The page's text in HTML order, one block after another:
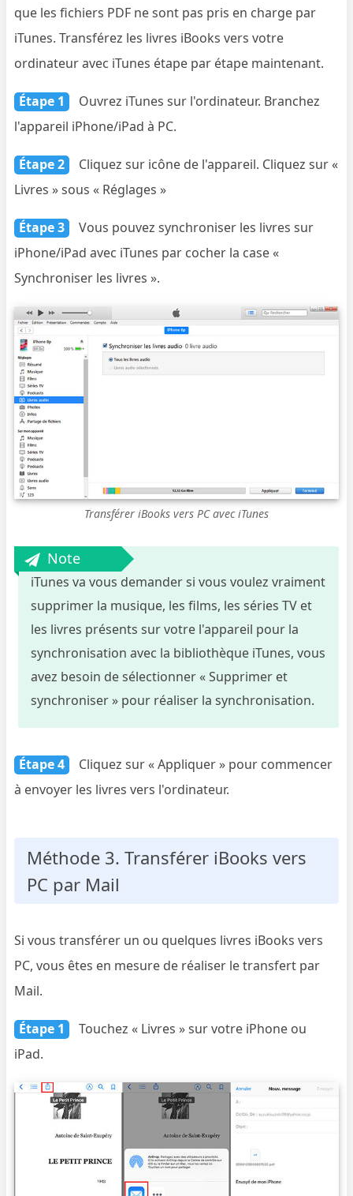
que les fichiers PDF ne sont pas pris en charge par
iTunes. Transférez les livres iBooks vers votre
ordinateur avec iTunes étape par étape maintenant.
Étape 1
Ouvrez iTunes sur l'ordinateur. Branchez
l'appareil iPhone/iPad à PC.
Étape 2
Cliquez sur icône de l'appareil. Cliquez sur «
Livres » sous « Réglages »
Étape 3
Vous pouvez synchroniser les livres sur
iPhone/iPad avec iTunes par cocher la case «
Synchroniser les livres ».
Transférer iBooks vers PC avec iTunes
Note
iTunes va vous demander si vous voulez vraiment
supprimer la musique, les films, les séries TV et
les livres présents sur votre l'appareil pour la
synchronisation avec la bibliothèque iTunes, vous
avez besoin de sélectionner « Supprimer et
synchroniser » pour réaliser la synchronisation.
Étape 4
Cliquez sur « Appliquer » pour commencer
à envoyer les livres vers l'ordinateur.
Méthode 3. Transférer iBooks vers
PC par Mail
Si vous transférer un ou quelques livres iBooks vers
PC, vous êtes en mesure de réaliser le transfert par
Mail.
Étape 1
Touchez « Livres » sur votre iPhone ou
iPad.